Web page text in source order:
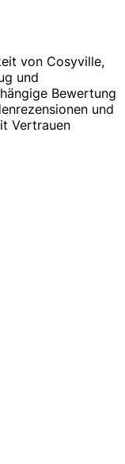
von Cosyville,
und
Bewertung
und
Vertrauen